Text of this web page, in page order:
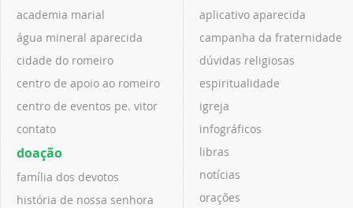
academia marial
água mineral aparecida
cidade do romeiro
centro de apoio ao romeiro
centro de eventos pe. vitor
contato
doação
família dos devotos
história de nossa senhora
aplicativo aparecida
campanha da fraternidade
dúvidas religiosas
espiritualidade
igreja
infográficos
libras
notícias
orações